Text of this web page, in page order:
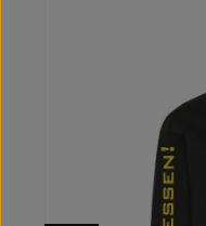
Elastische
65%
Nutze die
Da das Motiv erst